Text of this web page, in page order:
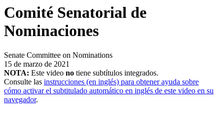
Comité Senatorial de
Nominaciones
Senate Committee on Nominations
15 de marzo de 2021
NOTA: Este video no tiene subtítulos integrados.
Consulte las instrucciones (en inglés) para obtener ayuda sobre
cómo activar el subtitulado automático en inglés de este video en su
navegador.